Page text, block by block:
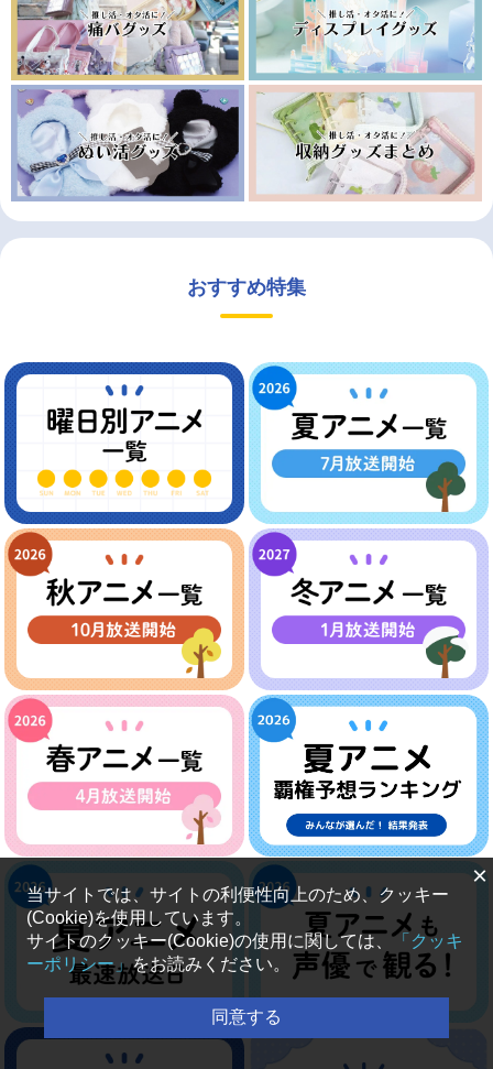
おすすめ特集
×
当サイトでは、サイトの利便性向上のため、クッキー
(Cookie)を使用しています。
サイトのクッキー(Cookie)の使用に関しては、「クッキ
ーポリシー」をお読みください。
同意する